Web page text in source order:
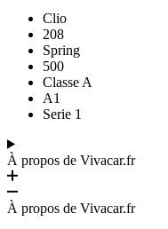
Clio
208
Spring
500
Classe A
A1
Serie 1
À propos de Vivacar.fr
À propos de Vivacar.fr